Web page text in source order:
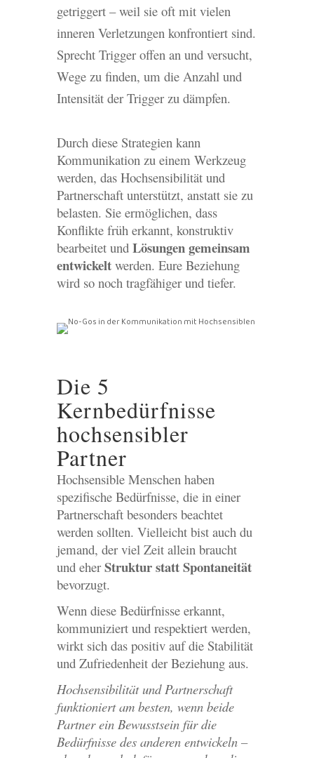
getriggert – weil sie oft mit vielen
inneren Verletzungen konfrontiert sind.
Sprecht Trigger offen an und versucht,
Wege zu finden, um die Anzahl und
Intensität der Trigger zu dämpfen.
Durch diese Strategien kann
Kommunikation zu einem Werkzeug
werden, das Hochsensibilität und
Partnerschaft unterstützt, anstatt sie zu
belasten. Sie ermöglichen, dass
Konflikte früh erkannt, konstruktiv
bearbeitet und Lösungen gemeinsam
entwickeltwerden. Eure Beziehung
wird so noch tragfähiger und tiefer.
Die 5
Kernbedürfnisse
hochsensibler
Partner
Hochsensible Menschen haben
spezifische Bedürfnisse, die in einer
Partnerschaft besonders beachtet
werden sollten. Vielleicht bist auch du
jemand, der viel Zeit allein braucht
und eher Struktur statt Spontaneität
bevorzugt.
Wenn diese Bedürfnisse erkannt,
kommuniziert und respektiert werden,
wirkt sich das positiv auf die Stabilität
und Zufriedenheit der Beziehung aus.
Hochsensibilität und Partnerschaft
funktioniert am besten, wenn beide
Partner ein Bewusstsein für die
Bedürfnisse des anderen entwickeln –